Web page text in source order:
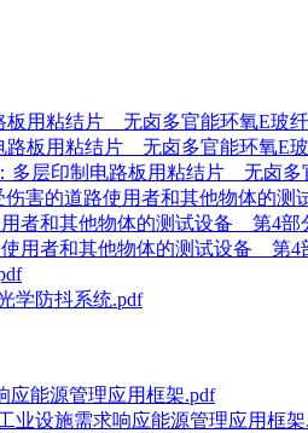
板用粘结片 无卤多官能环氧E玻
路板用粘结片 无卤多官能环氧E
多层印制电路板用粘结片 无卤多
害的道路使用者和其他物体的
者和其他物体的测试设备 第4部
用者和其他物体的测试设备 第
学防抖系统.pdf
能源管理应用框架.pdf
设施需求响应能源管理应用框架